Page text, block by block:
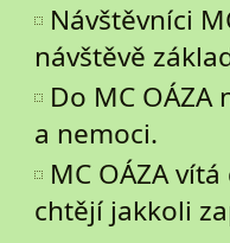
Návštěvníci
návštěvě
Do MC
a nemoci.
MC OÁZA
chtějí jakkoli